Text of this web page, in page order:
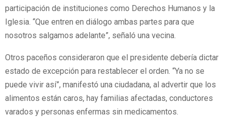
participación de instituciones como Derechos Humanos y la
Iglesia. “Que entren en diálogo ambas partes para que
nosotros salgamos adelante”, señaló una vecina.
Otros paceños consideraron que el presidente debería dictar
estado de excepción para restablecer el orden. “Ya no se
puede vivir así”, manifestó una ciudadana, al advertir que los
alimentos están caros, hay familias afectadas, conductores
varados y personas enfermas sin medicamentos.